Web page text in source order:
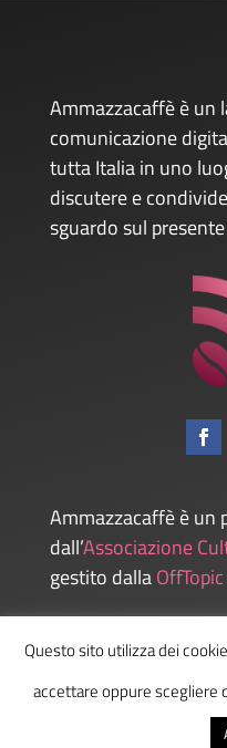
Ammazzacaffè è un
comunicazione
tutta Italia in uno
discutere e
sguardo sul
Ammazzacaffè è un
dall’Associazione
gestito dalla
Admin
Questo sito utilizza dei
accettare oppure scegliere